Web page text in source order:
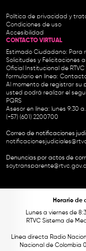
Política de privacidad y
Condiciones de uso
Accesibilidad
CONTACTO VIRTUAL
Estimado Ciudadano: Para
Solicitudes y Felicitaciones
Oficial Institucional de RTVC
formulario en línea: Contacto
Al momento de registrar su
usted podrá realizar el
PQRS
Asesor en línea: lunes 9:30
(+57) (601) 2200700
Correo de notificaciones
Denuncias por actos de
Horario de
Lunes a viernes de
RTVC Sistema de
Línea directa Radio
Nacional de Colombia